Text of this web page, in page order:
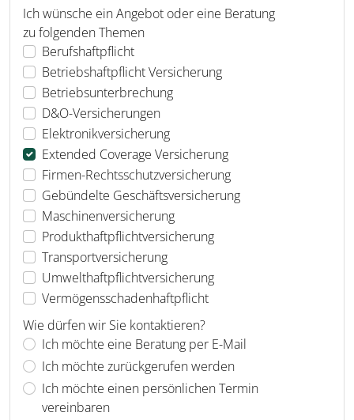
Ich wünsche ein Angebot oder eine Beratung
zu folgenden Themen
Berufshaftpflicht
Betriebshaftpflicht Versicherung
Betriebsunterbrechung
D&O-Versicherungen
Elektronikversicherung
Extended Coverage Versicherung
Firmen-Rechtsschutzversicherung
Gebündelte Geschäftsversicherung
Maschinenversicherung
Produkthaftpflichtversicherung
Transportversicherung
Umwelthaftpflichtversicherung
Vermögensschadenhaftpflicht
Wie dürfen wir Sie kontaktieren?
Ich möchte eine Beratung per E-Mail
Ich möchte zurückgerufen werden
Ich möchte einen persönlichen Termin
vereinbaren